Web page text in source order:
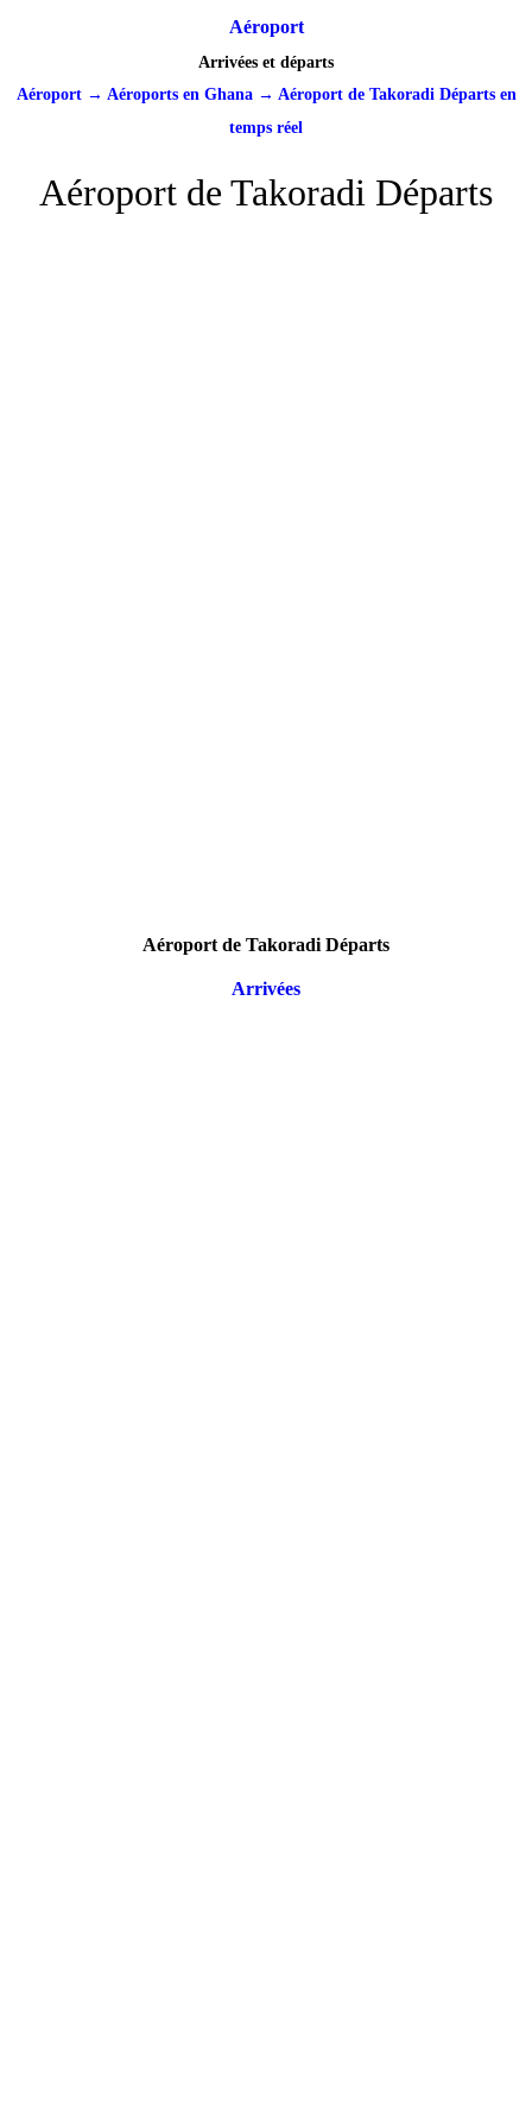
Aéroport
Arrivées et départs
Aéroport→ Aéroports en Ghana→ Aéroport de Takoradi Départs en
temps réel
Aéroport de Takoradi Départs
Aéroport de Takoradi Départs
Arrivées